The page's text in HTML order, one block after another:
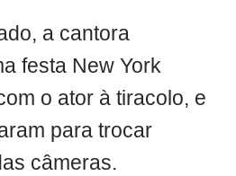
a cantora
festa New York
o ator à tiracolo, e
para trocar
câmeras.